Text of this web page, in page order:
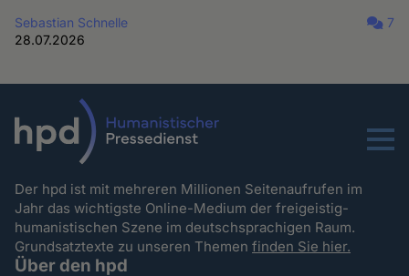
Sebastian Schnelle
28.07.2026
7
Menu
Der hpd ist mit mehreren Millionen Seitenaufrufen im
Jahr das wichtigste Online-Medium der freigeistig-
humanistischen Szene im deutschsprachigen Raum.
Grundsatztexte zu unseren Themenfinden Sie hier.
Über den hpd